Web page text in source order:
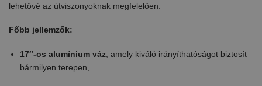
lehetővé az útviszonyoknak megfelelően.
Főbb jellemzők:
17″-os alumínium váz , amely kiváló irányíthatóságot biztosít
bármilyen terepen,